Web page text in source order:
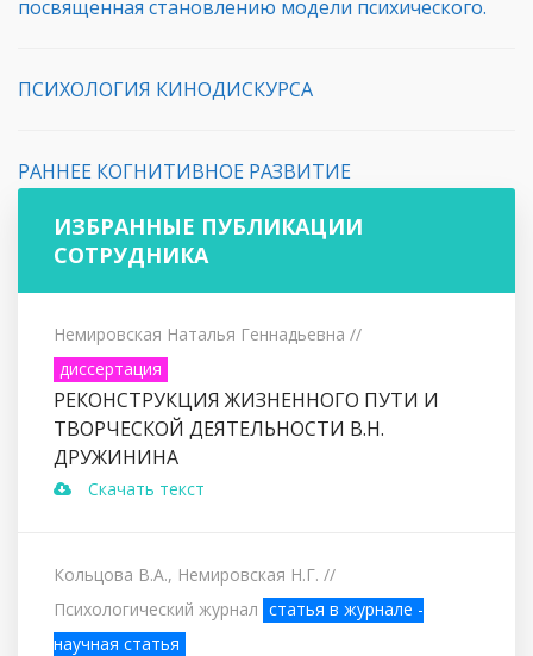
посвященная становлению модели психического.
ПСИХОЛОГИЯ КИНОДИСКУРСА
РАННЕЕ КОГНИТИВНОЕ РАЗВИТИЕ
ИЗБРАННЫЕ ПУБЛИКАЦИИ
СОТРУДНИКА
Немировская Наталья Геннадьевна //
диссертация
РЕКОНСТРУКЦИЯ ЖИЗНЕННОГО ПУТИ И
ТВОРЧЕСКОЙ ДЕЯТЕЛЬНОСТИ В.Н.
ДРУЖИНИНА
Скачать текст
Кольцова В.А., Немировская Н.Г. //
Психологический журнал статья в журнале -
научная статья